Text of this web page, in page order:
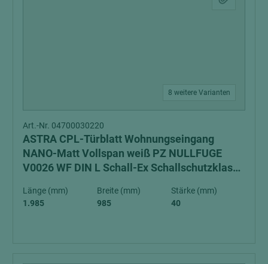
8 weitere Varianten
Art.-Nr. 04700030220
ASTRA CPL-Türblatt Wohnungseingang
NANO-Matt Vollspan weiß PZ NULLFUGE
V0026 WF DIN L Schall-Ex Schallschutzklasse
Länge (mm)
1.985
Breite (mm)
985
Stärke (mm)
40